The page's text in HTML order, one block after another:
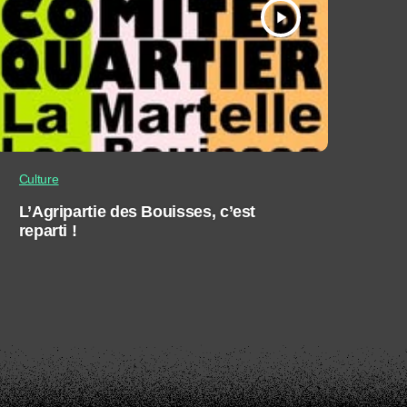
play_arrow
Culture
L’Agripartie des Bouisses, c’est
reparti !